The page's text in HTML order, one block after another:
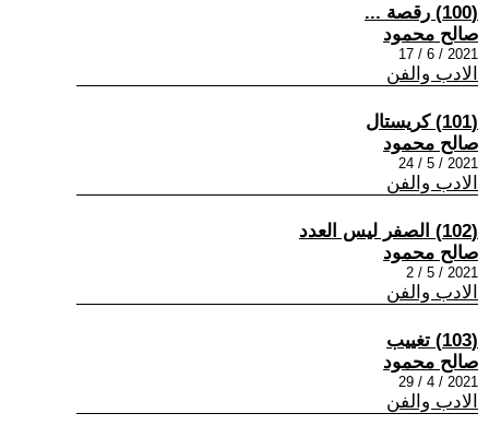
(100) رقصة ...
صالح محمود
2021 / 6 / 17
الادب والفن
(101) كريستال
صالح محمود
2021 / 5 / 24
الادب والفن
(102) الصفر ليس العدد
صالح محمود
2021 / 5 / 2
الادب والفن
(103) تغييب
صالح محمود
2021 / 4 / 29
الادب والفن